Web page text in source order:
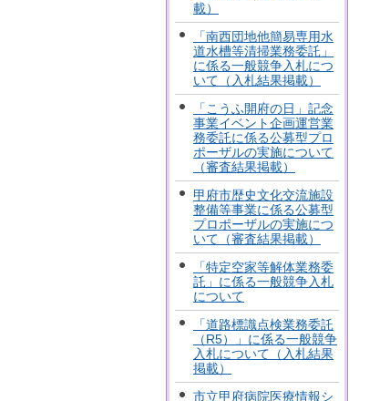
載）
「南西団地他簡易専用水
道水槽等清掃業務委託」
に係る一般競争入札につ
いて（入札結果掲載）
「こうふ開府の日」記念
事業イベント企画運営業
務委託に係る公募型プロ
ポーザルの実施について
（審査結果掲載）
甲府市歴史文化交流施設
整備等事業に係る公募型
プロポーザルの実施につ
いて（審査結果掲載）
「特定空家等解体業務委
託」に係る一般競争入札
について
「道路標識点検業務委託
（R5）」に係る一般競争
入札について（入札結果
掲載）
市立甲府病院医療情報シ